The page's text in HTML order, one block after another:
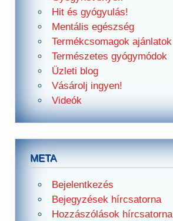
Hit és gyógyulás!
Mentális egészség
Termékcsomagok ajánlatok
Természetes gyógymódok
Üzleti blog
Vásárolj ingyen!
Videók
META
Bejelentkezés
Bejegyzések hírcsatorna
Hozzászólások hírcsatorna